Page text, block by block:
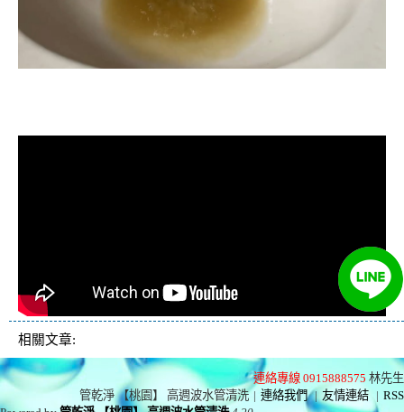
相關文章:
連絡專線 0915888575 林先生
管乾淨 【桃園】 高週波水管清洗 | 連絡我們 | 友情連結 | RSS